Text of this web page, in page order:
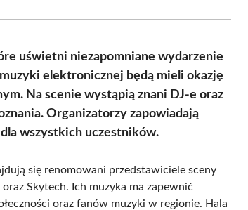
(Twitter)
uświetni niezapomniane wydarzenie
elektronicznej będą mieli okazję
Na scenie wystąpią znani DJ-e oraz
Organizatorzy zapowiadają
wszystkich uczestników.
się renomowani przedstawiciele sceny
Skytech. Ich muzyka ma zapewnić
oraz fanów muzyki w regionie. Hala